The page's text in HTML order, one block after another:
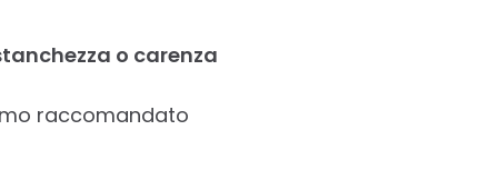
o carenza
raccomandato